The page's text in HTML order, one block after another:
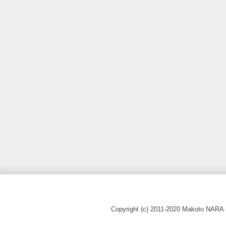
Copyright (c) 2011-2020 Makoto